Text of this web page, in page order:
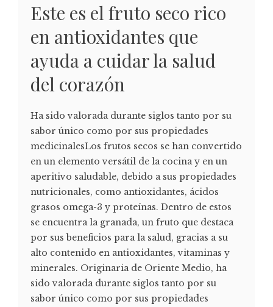
Este es el fruto seco rico
en antioxidantes que
ayuda a cuidar la salud
del corazón
Ha sido valorada durante siglos tanto por su
sabor único como por sus propiedades
medicinalesLos frutos secos se han convertido
en un elemento versátil de la cocina y en un
aperitivo saludable, debido a sus propiedades
nutricionales, como antioxidantes, ácidos
grasos omega-3 y proteínas. Dentro de estos
se encuentra la granada, un fruto que destaca
por sus beneficios para la salud, gracias a su
alto contenido en antioxidantes, vitaminas y
minerales. Originaria de Oriente Medio, ha
sido valorada durante siglos tanto por su
sabor único como por sus propiedades